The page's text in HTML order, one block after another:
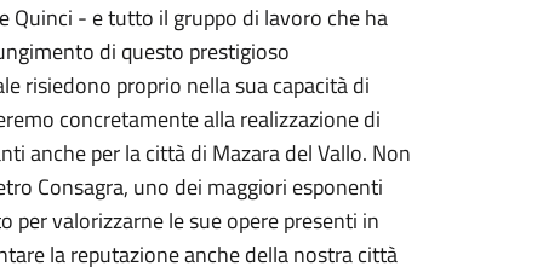
Quinci - e tutto il gruppo di lavoro che ha
di questo prestigioso
risiedono proprio nella sua capacità di
concretamente alla realizzazione di
anche per la città di Mazara del Vallo. Non
Consagra, uno dei maggiori esponenti
valorizzarne le sue opere presenti in
la reputazione anche della nostra città